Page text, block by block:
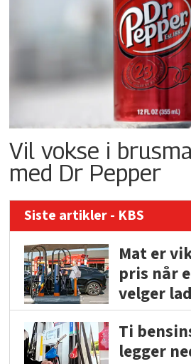
Vil vokse i
med Dr Pepper
Siste artikler - KBS
Mat er
pris når
velger
Ti
legger